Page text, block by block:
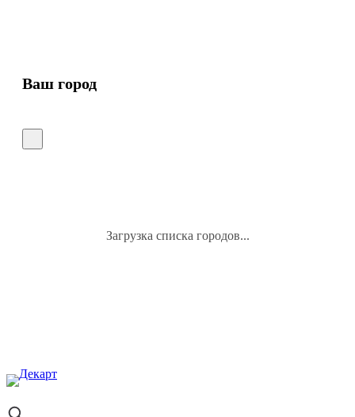
Ваш город
Загрузка списка городов...